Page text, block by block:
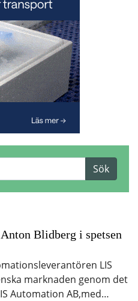
Blidberg i spetsen
LIS
marknaden genom det
Automation AB,med…